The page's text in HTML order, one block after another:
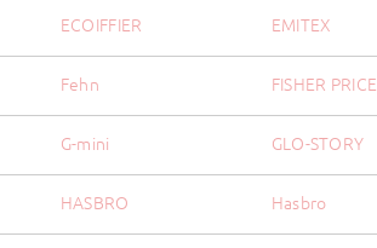
ECOIFFIER EMITEX
Fehn FISHER PRICE
G-mini GLO-STORY
HASBRO Hasbro